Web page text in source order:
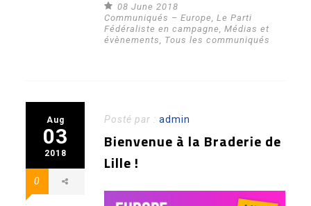
08 June 2018
Communiqués – Europe ,Le Parti
Fédéraliste en campagne ,Médias et
évènements
Tous les communiqués
Aug
03
2018
0
Posté par :admin
Bienvenue à la Braderie de
Lille !